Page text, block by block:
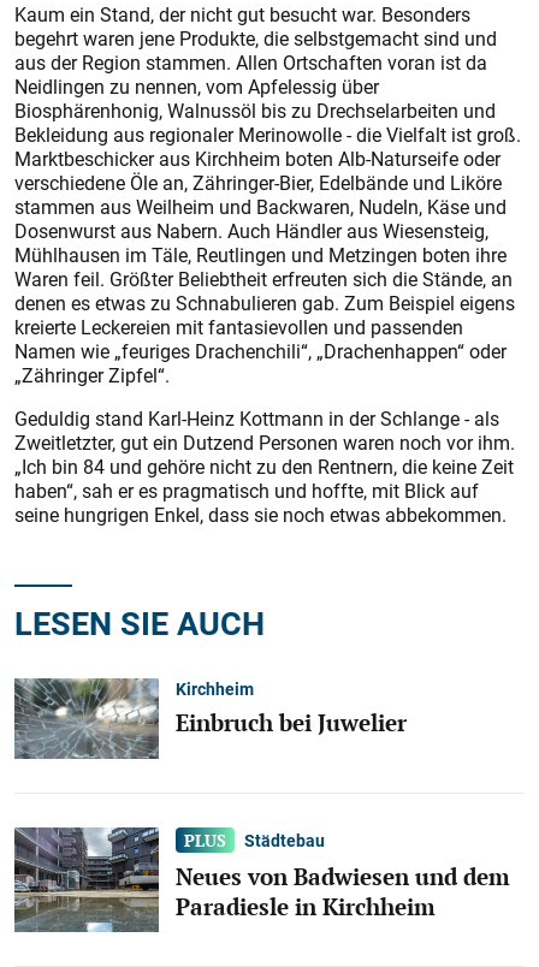
Kaum ein Stand, der nicht gut besucht war. Besonders
begehrt waren jene Produkte, die selbstgemacht sind und
aus der Region stammen. Allen Ortschaften voran ist da
Neidlingen zu nennen, vom Apfelessig über
Biosphärenhonig, Walnussöl bis zu Drechselarbeiten und
Bekleidung aus regionaler Merinowolle - die Vielfalt ist groß.
Marktbeschicker aus Kirchheim boten Alb-Naturseife oder
verschiedene Öle an, Zähringer-Bier, Edelbände und Liköre
stammen aus Weilheim und Backwaren, Nudeln, Käse und
Dosenwurst aus Nabern. Auch Händler aus Wiesensteig,
Mühlhausen im Täle, Reutlingen und Metzingen boten ihre
Waren feil. Größter Beliebtheit erfreuten sich die Stände, an
denen es etwas zu Schnabulieren gab. Zum Beispiel eigens
kreierte Leckereien mit fantasievollen und passenden
Namen wie „feuriges Drachenchili“, „Drachenhappen“ oder
„Zähringer Zipfel“.
Geduldig stand Karl-Heinz Kottmann in der Schlange - als
Zweitletzter, gut ein Dutzend Personen waren noch vor ihm.
„Ich bin 84 und gehöre nicht zu den Rentnern, die keine Zeit
haben“, sah er es pragmatisch und hoffte, mit Blick auf
seine hungrigen Enkel, dass sie noch etwas abbekommen.
LESEN SIE AUCH
Kirchheim
Einbruch bei Juwelier
Städtebau
Neues von Badwiesen und dem
Paradiesle in Kirchheim